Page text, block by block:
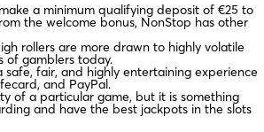
a minimum qualifying deposit of €25 to
the welcome bonus, NonStop has other
rollers are more drawn to highly volatile
of gamblers today.
fair, and highly entertaining experience
and PayPal.
of a particular game, but it is something
and have the best jackpots in the slots